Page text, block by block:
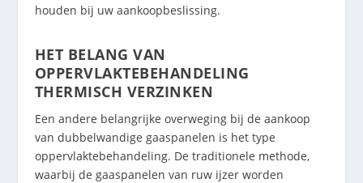
houden bij uw aankoopbeslissing.
HET BELANG VAN
OPPERVLAKTEBEHANDELING
THERMISCH VERZINKEN
Een andere belangrijke overweging bij de aankoop
van dubbelwandige gaaspanelen is het type
oppervlaktebehandeling. De traditionele methode,
waarbij de gaaspanelen van ruw ijzer worden